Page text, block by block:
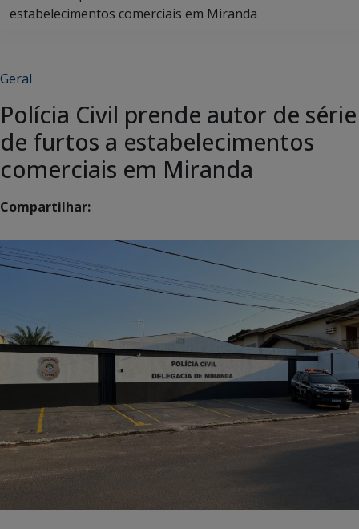
estabelecimentos comerciais em Miranda
Geral
Polícia Civil prende autor de série
de furtos a estabelecimentos
comerciais em Miranda
Compartilhar: